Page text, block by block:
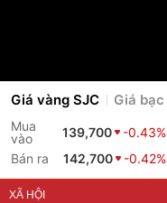
Giá vàng SJC Giá bạc
Mua
vào
139,700
-0.43%
Bán ra
142,700 -0.42%
XÃ HỘI